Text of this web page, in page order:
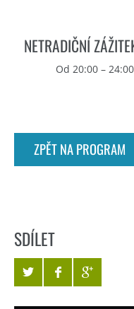
NETRADIČNÍ
Od 20:00 –
ZPĚT NA PROGRAM
SDÍLET